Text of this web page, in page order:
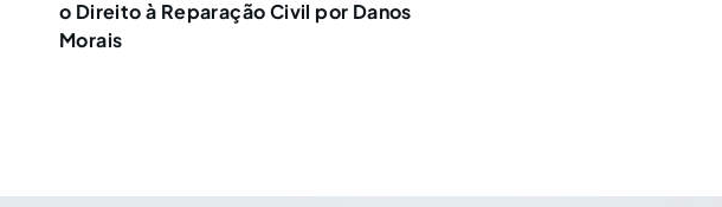
o Direito à Reparação Civil por Danos
Morais